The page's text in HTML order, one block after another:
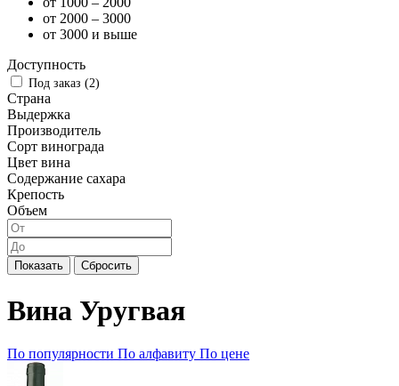
от 2000 – 3000
от 3000 и выше
Доступность
Под заказ (2)
Страна
Выдержка
Производитель
Сорт винограда
Цвет вина
Содержание сахара
Крепость
Объем
Показать Сбросить
Вина Уругвая
По популярности По алфавиту По цене